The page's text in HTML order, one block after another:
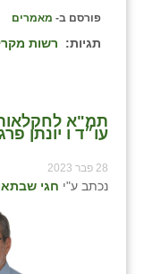
פורסם ב- מאמרים
תגיות: רשות
תמ"א לחקלאות
עו״ד ו יונתן
28 פבר 2023
נכתב ע"י חגי
שכניה
תלמי יוסף